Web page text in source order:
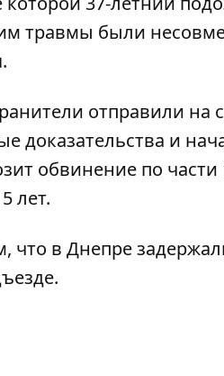
травмы были
отправили на
доказательства и
обвинение по
лет.
что в Днепре
.